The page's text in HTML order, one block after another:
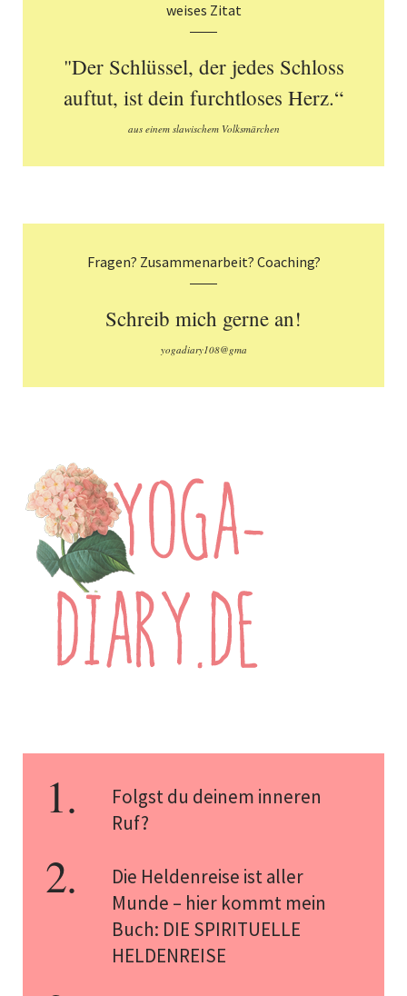
weises Zitat
"Der Schlüssel, der jedes Schloss
auftut, ist dein furchtloses Herz.“
aus einem slawischem Volksmärchen
Fragen? Zusammenarbeit? Coaching?
Schreib mich gerne an!
yogadiary108@gma
Folgst du deinem inneren
Ruf?
Die Heldenreise ist aller
Munde – hier kommt mein
Buch: DIE SPIRITUELLE
HELDENREISE